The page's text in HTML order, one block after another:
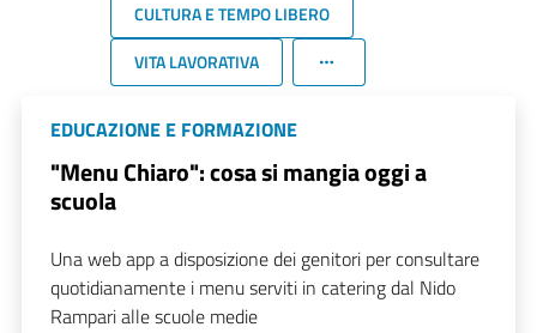
CULTURA E TEMPO LIBERO
VITA LAVORATIVA
EDUCAZIONE E FORMAZIONE
"Menu Chiaro": cosa si mangia oggi a
scuola
Una web app a disposizione dei genitori per consultare
quotidianamente i menu serviti in catering dal Nido
Rampari alle scuole medie